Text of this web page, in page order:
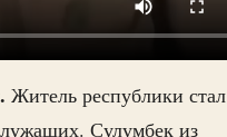
Житель республики стал
Сулумбек из